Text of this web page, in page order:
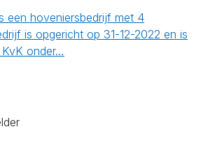
een hoveniersbedrijf met 4
is opgericht op 31-12-2022 en is
onder…